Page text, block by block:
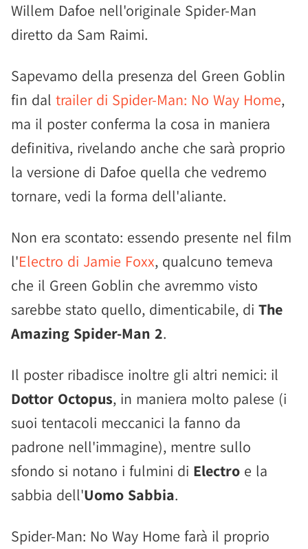
Willem Dafoe nell'originale Spider-Man
diretto da Sam Raimi.
Sapevamo della presenza del Green Goblin
fin dal trailer di Spider-Man: No Way Home,
ma il poster conferma la cosa in maniera
definitiva, rivelando anche che sarà proprio
la versione di Dafoe quella che vedremo
tornare, vedi la forma dell'aliante.
Non era scontato: essendo presente nel film
l'Electro di Jamie Foxx, qualcuno temeva
che il Green Goblin che avremmo visto
sarebbe stato quello, dimenticabile, di The
Amazing Spider-Man 2.
Il poster ribadisce inoltre gli altri nemici: il
Dottor Octopus, in maniera molto palese (i
suoi tentacoli meccanici la fanno da
padrone nell'immagine), mentre sullo
sfondo si notano i fulmini di Electro e la
sabbia dell'Uomo Sabbia.
Spider-Man: No Way Home farà il proprio